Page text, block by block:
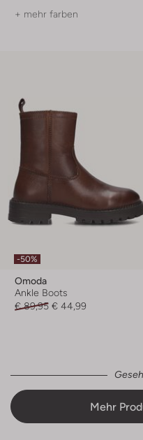
+ mehr farben
-50%
Omoda
Ankle Boots
€ 89,95 € 44,99
Mehr